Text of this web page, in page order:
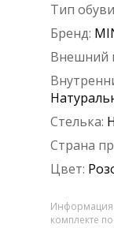
Тип
Бренд:
Внешний
Стелька:
Страна
Цвет:
Информация
комплекте